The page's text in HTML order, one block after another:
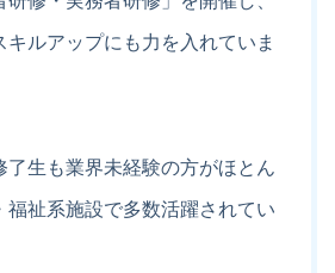
キルアップにも力を入れていま
了生も業界未経験の方がほとん
福祉系施設で多数活躍されてい